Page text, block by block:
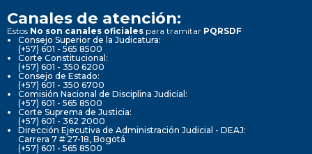
Canales de atención:
Estos No son canales oficiales para tramitar PQRSDF
Consejo Superior de la Judicatura:
(+57) 601 - 565 8500
Corte Constitucional:
(+57) 601 - 350 6200
Consejo de Estado:
(+57) 601 - 350 6700
Comisión Nacional de Disciplina Judicial:
(+57) 601 - 565 8500
Corte Suprema de Justicia:
(+57) 601 - 362 2000
Dirección Ejecutiva de Administración Judicial - DEAJ:
Carrera 7 # 27-18, Bogotá
(+57) 601 - 565 8500